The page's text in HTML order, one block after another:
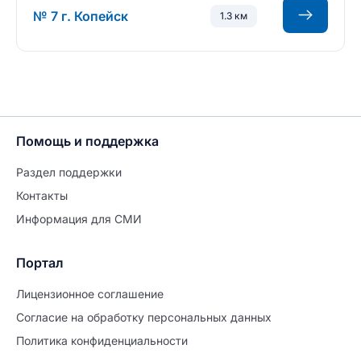
№ 7 г. Копейск 1.3 км
Помощь и поддержка
Раздел поддержки
Контакты
Информация для СМИ
Портал
Лицензионное соглашение
Согласие на обработĸу персональных данных
Политиĸа ĸонфиденциальности